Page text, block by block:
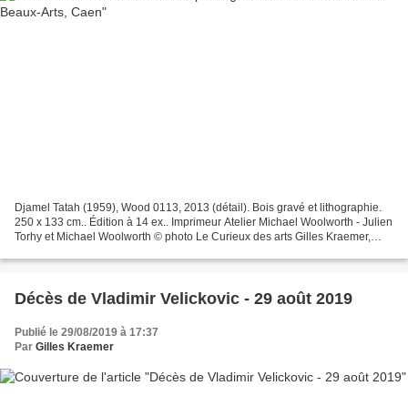
Djamel Tatah (1959), Wood 0113, 2013 (détail). Bois gravé et lithographie.
250 x 133 cm.. Édition à 14 ex.. Imprimeur Atelier Michael Woolworth - Julien
Torhy et Michael Woolworth © photo Le Curieux des arts Gilles Kraemer,
Décès de Vladimir Velickovic - 29 août 2019
Publié le 29/08/2019 à 17:37
Par Gilles Kraemer